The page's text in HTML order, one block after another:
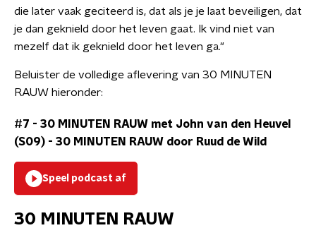
die later vaak geciteerd is, dat als je je laat beveiligen, dat
je dan geknield door het leven gaat. Ik vind niet van
mezelf dat ik geknield door het leven ga."
Beluister de volledige aflevering van 30 MINUTEN
RAUW hieronder:
#7 - 30 MINUTEN RAUW met John van den Heuvel
(S09) - 30 MINUTEN RAUW door Ruud de Wild
Speel podcast af
30 MINUTEN RAUW